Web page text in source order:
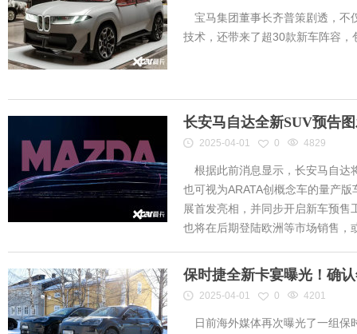
宝马集团董事长齐普策剧透，不
技术，还带来了超30款新车阵容
长安马自达全新SUV预告
2025-04-01 0 4829
根据此前消息显示，长安马自达
也可视为ARATA创概念车的量产
展首发亮相，并同步开启新车预售
也将在后期登陆欧洲等市场销售，
保时捷全新卡宴曝光！确
2025-04-01 0 4201
日前海外媒体再次曝光了一组保